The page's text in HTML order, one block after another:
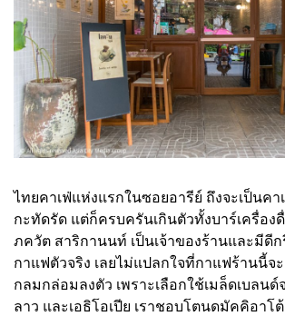
ไทยคาเฟ่แห่งแรกในซอยอารีย์ ถึงจะเป็นคา
กะทัดรัด แต่ก็ครบครันเกินตัวทั้งบาร์เครื่อ
ภควัต สาริกานนท์ เป็นเจ้าของร้านและมีดีก
กาแฟตัวจริง เลยไม่แปลกใจที่กาแฟร้านนี้จ
กลมกล่อมลงตัว เพราะเลือกใช้เมล็ดเบลนด์
ลาว และเอธิโอเปีย เราชอบโตนดมัคคิอาโ